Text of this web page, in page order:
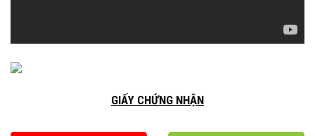
GIẤY CHỨNG NHẬN